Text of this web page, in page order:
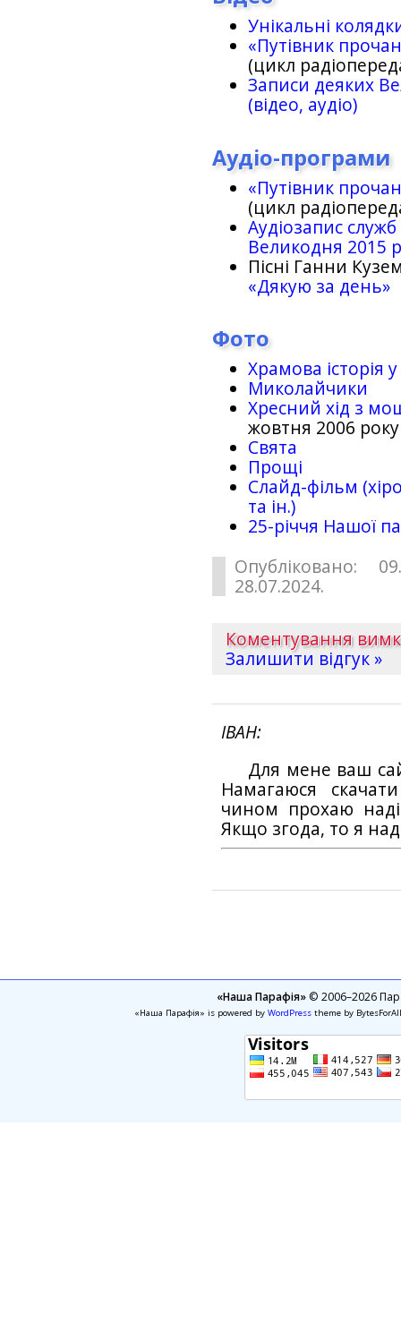
Унікальні
«Путівник
(цикл
Записи деяких
(відео, аудіо)
Аудіо-програми
«Путівник
(цикл
Аудіозапис
Великодня 2015
Пісні Ганни
«Дякую за день»
Фото
Храмова історія
Миколайчики
Хресний хід з
жовтня 2006 року
Свята
Прощі
Слайд-фільм
та ін.)
25-рiччя Нашої
Опубліковано:
28.07.2024.
Коментування
Залишити відгук »
ІВАН
Для мене ваш
Намагаюся
чином прохаю
Якщо згода, то я
«Наша Парафія»© 2006–2026
«Наша Парафія» is powered by WordPresstheme by